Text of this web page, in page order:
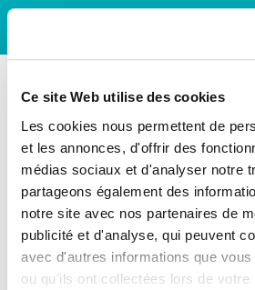
Ce site Web utilise des cookies
Les cookies nous permettent de
et les annonces, d'offrir des
médias sociaux et d'analyser notre
partageons également des
notre site avec nos partenaires de
publicité et d'analyse, qui peuvent
avec d'autres informations que
ou qu'ils ont collectées lors de votre